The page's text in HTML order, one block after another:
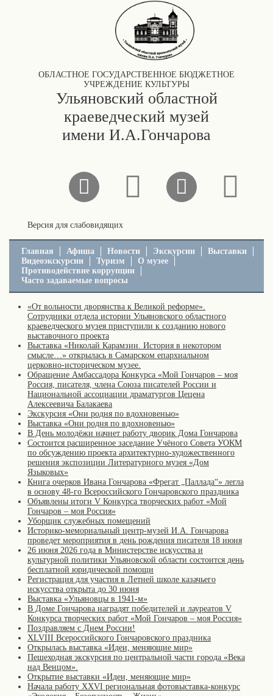
ОБЛАСТНОЕ ГОСУДАРСТВЕННОЕ БЮДЖЕТНОЕ
УЧРЕЖДЕНИЕ КУЛЬТУРЫ
Ульяновский областной
краеведческий музей
имени И.А.Гончарова
Версия для слабовидящих
Главная Афиша Новости Экскурсии
Выставки
Видеоэкскурсии
Туризм
О музее
Противодействие коррупции
Часто задаваемые вопросы
«От вольности дворянства к Великой реформе».
Сотрудники отдела истории Ульяновского областного
краеведческого музея приступили к созданию нового
выставочного проекта
Выставка «Николай Карамзин. История в некотором
смысле…» открылась в Самарском епархиальном
церковно-историческом музее.
Обращение Амбассадора Конкурса «Мой Гончаров – моя
Россия, писателя, члена Союза писателей России и
Национальной ассоциации драматургов Цецена
Алексеевича Балакаева
Экскурсия «Они родня по вдохновенью»
Выставка «Они родня по вдохновенью»
В День молодёжи начнет работу дворик Дома Гончарова
Состоится расширенное заседание Учёного Совета УОКМ
по обсуждению проекта архитектурно-художественного
решения экспозиции Литературного музея «Дом
Языковых»
Книга очерков Ивана Гончарова «Фрегат „Паллада“» легла
в основу 48-го Всероссийского Гончаровского праздника
Объявлены итоги V Конкурса творческих работ «Мой
Гончаров – моя Россия»
Уборщик служебных помещений
Историко-мемориальный центр-музей И.А. Гончарова
проведет мероприятия в день рождения писателя 18 июня
26 июня 2026 года в Министерстве искусства и
культурной политики Ульяновской области состоится день
бесплатной юридической помощи
Регистрация для участия в Летней школе казачьего
искусства открыта до 30 июня
Выставка «Ульяновцы в 1941-м»
В Доме Гончарова наградят победителей и лауреатов V
Конкурса творческих работ «Мой Гончаров – моя Россия»
Поздравляем с Днем России!
XLVIII Всероссийского Гончаровского праздника
Открылась выставка «Идеи, меняющие мир»
Пешеходная экскурсия по центральной части города «Века
над Венцом».
Открытие выставки «Идеи, меняющие мир»
Начала работу XXVI региональная фотовыставка-конкурс